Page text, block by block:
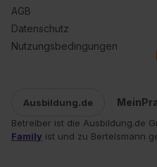
AGB
Datenschutz
Nutzungsbedingungen
Ausbildung.de
Betreiber ist die Ausbildung.de
Family ist und zu Bertelsmann